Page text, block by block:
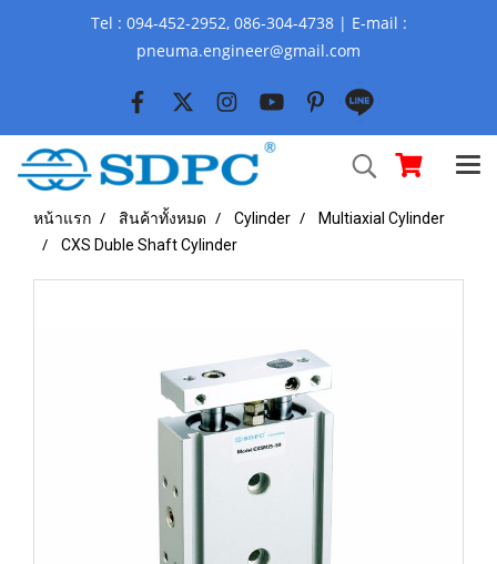
Tel : 094-452-2952, 086-304-4738 | E-mail :
pneuma.engineer@gmail.com
หน้าแรก สินค้าทั้งหมด Cylinder
Multiaxial Cylinder
CXS Duble Shaft Cylinder